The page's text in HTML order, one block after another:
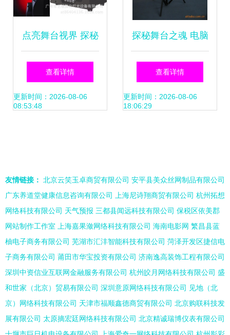
点亮舞台视界 探秘
12通道108颗3W
LED摇头染色灯的
查看详情
更新时间：2026-08-06
08:53:48
探秘舞台之魂 电脑
摇头灯如何点亮光
影奇迹
查看详情
更新时间：2026-08-06
18:06:29
友情链接： 北京云笑玉卓商贸有限公司 安平县美众丝网制品有限公司
广东养道堂健康信息咨询有限公司
上海尼诗翔商贸有限公司 杭州拓想
网络科技有限公司 天气预报 三都县闻远科技有限公司 保税区依美郡
网站制作工作室
上海嘉果潋网络科技有限公司 海南电影网 繁昌县蓝
柚电子商务有限公司 芜湖市汇沣智能科技有限公司 菏泽开发区捷信电
子商务有限公司 莆田市华宝投资有限公司 济南逸高装饰工程有限公司
深圳中资信业互联网金融服务有限公司 杭州皎月网络科技有限公司 盛
和世家（北京）贸易有限公司 深圳意原网络科技有限公司
见地（北
京）网络科技有限公司 天津市福顺鑫德商贸有限公司 北京购联科技发
展有限公司 太原摘宏廷网络科技有限公司 北京精诚瑞博仪表有限公司